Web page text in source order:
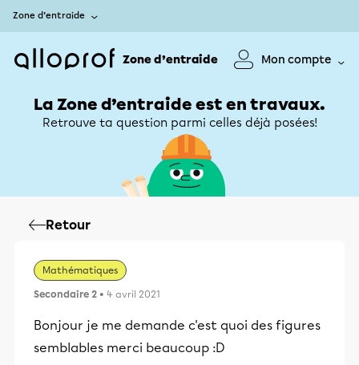
Zone d’entraide
Zone d’entraide Mon compte
La Zone d’entraide est en travaux.
Retrouve ta question parmi celles déjà posées!
Retour
Mathématiques
Secondaire 2 • 4 avril 2021
Bonjour je me demande c'est quoi des figures
semblables merci beaucoup :D